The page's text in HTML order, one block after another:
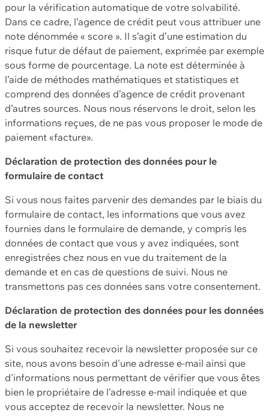
pour la vérification automatique de votre solvabilité.
Dans ce cadre, l’agence de crédit peut vous attribuer une
note dénommée « score ». Il s’agit d’une estimation du
risque futur de défaut de paiement, exprimée par exemple
sous forme de pourcentage. La note est déterminée à
l’aide de méthodes mathématiques et statistiques et
comprend des données d’agence de crédit provenant
d’autres sources. Nous nous réservons le droit, selon les
informations reçues, de ne pas vous proposer le mode de
paiement «facture».
Déclaration de protection des données pour le
formulaire de contact
Si vous nous faites parvenir des demandes par le biais du
formulaire de contact, les informations que vous avez
fournies dans le formulaire de demande, y compris les
données de contact que vous y avez indiquées, sont
enregistrées chez nous en vue du traitement de la
demande et en cas de questions de suivi. Nous ne
transmettons pas ces données sans votre consentement.
Déclaration de protection des données pour les données
de la newsletter
Si vous souhaitez recevoir la newsletter proposée sur ce
site, nous avons besoin d'une adresse e-mail ainsi que
d'informations nous permettant de vérifier que vous êtes
bien le propriétaire de l'adresse e-mail indiquée et que
vous acceptez de recevoir la newsletter. Nous ne